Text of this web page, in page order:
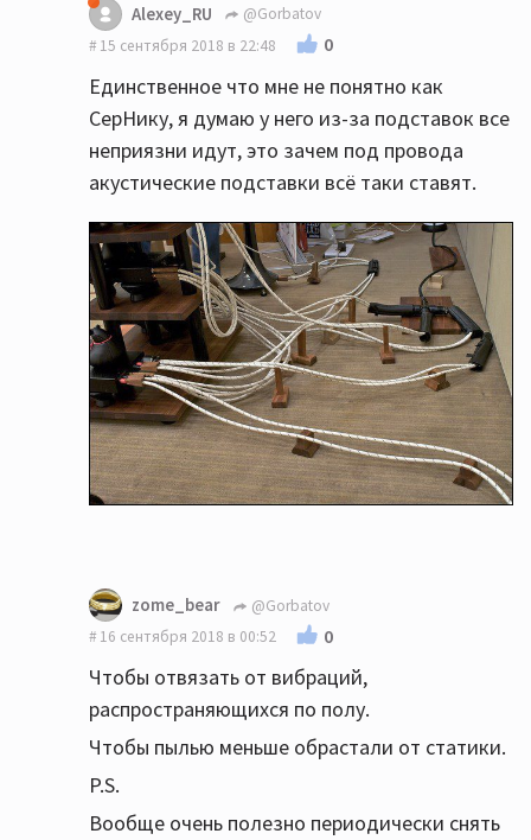
Alexey_RU
@Gorbatov
15 сентября 2018 в 22:48
0
Единственное что мне не понятно как
СерНику, я думаю у него из-за подставок все
неприязни идут, это зачем под провода
акустические подставки всё таки ставят.
zome_bear
@Gorbatov
16 сентября 2018 в 00:52
0
Чтобы отвязать от вибраций,
распространяющихся по полу.
Чтобы пылью меньше обрастали от статики.
P.S.
Вообще очень полезно периодически снять